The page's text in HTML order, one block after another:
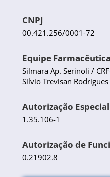
CNPJ
00.421.256/0001-72
Equipe Farmacêutica
Silmara Ap. Serinoli /
Silvio Trevisan Rodrigues
Autorização Especial
1.35.106-1
Autorização de
0.21902.8